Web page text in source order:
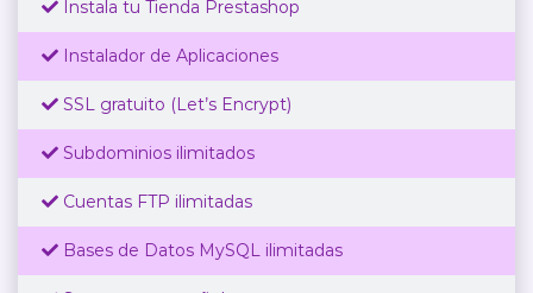
Instala tu Tienda Prestashop
Instalador de Aplicaciones
SSL gratuito (Let’s Encrypt)
Subdominios ilimitados
Cuentas FTP ilimitadas
Bases de Datos MySQL ilimitadas